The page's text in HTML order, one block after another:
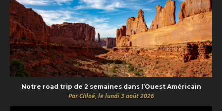
Notre road trip de 2 semaines dans l’Ouest Américain
Par Chloé, le lundi 3 août 2026